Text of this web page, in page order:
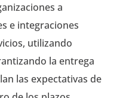
a
e integraciones
utilizando
la entrega
las expectativas de